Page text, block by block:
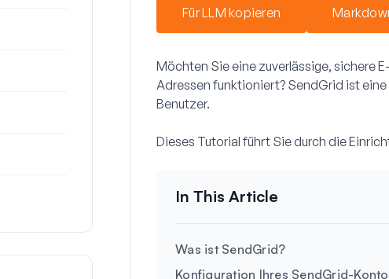
Für LLM kopieren
Möchten Sie eine zuverlässige, sichere
Adressen funktioniert? SendGrid ist
Benutzer.
Dieses Tutorial führt Sie durch die
Was ist SendGrid?
Konfiguration Ihres SendGrid-